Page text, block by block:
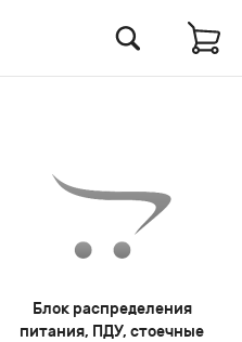
Блок распределения
питания, ПДУ, стоечные